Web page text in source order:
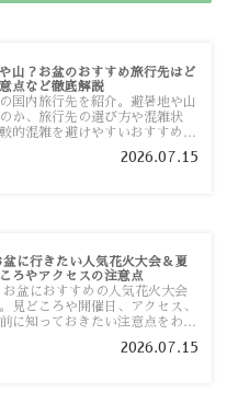
山？お盆のおすすめ旅行先はど
点など徹底解説
国内旅行先を紹介。避暑地や山
か、旅行先の選び方や混雑状
的混雑を避けやすいおすすめス
2026.07.15
に行きたい人気花火大会＆夏
ろやアクセスの注意点
盆におすすめの人気花火大会
見どころや開催日、アクセス、
に知っておきたい注意点をわか
2026.07.15